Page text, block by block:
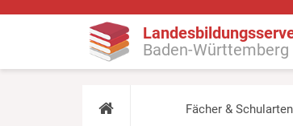
Baden-Württemberg
Fächer & Schularten